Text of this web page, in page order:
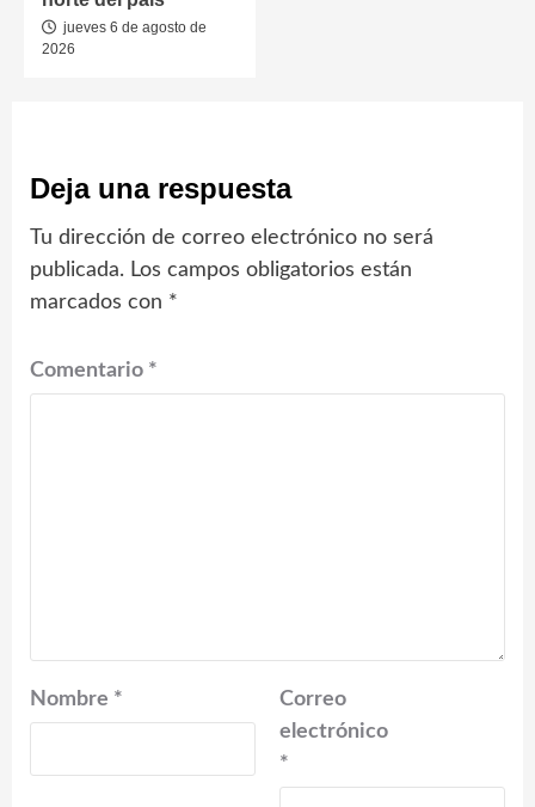
jueves 6 de agosto de
2026
Deja una respuesta
Tu dirección de correo electrónico no será
publicada. Los campos obligatorios están
marcados con *
Comentario *
Nombre *
Correo
electrónico
*